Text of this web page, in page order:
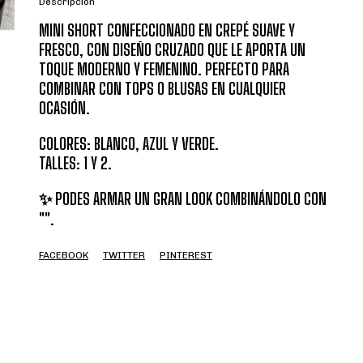
MINI SHORT CONFECCIONADO EN CREPÉ SUAVE Y
FRESCO, CON DISEÑO CRUZADO QUE LE APORTA UN
TOQUE MODERNO Y FEMENINO. PERFECTO PARA
COMBINAR CON TOPS O BLUSAS EN CUALQUIER
OCASIÓN.
COLORES: BLANCO, AZUL Y VERDE.
TALLES: 1 Y 2.
✨ PODES ARMAR UN GRAN LOOK COMBINÁNDOLO CON
"".
FACEBOOK TWITTER PINTEREST